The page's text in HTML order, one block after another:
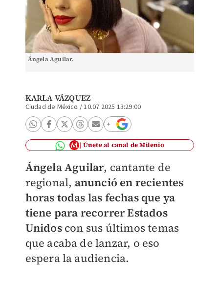
Ángela Aguilar.
KARLA VÁZQUEZ
Ciudad de México /10.07.2025 13:29:00
Únete al canal de Milenio
Ángela Aguilar, cantante de
regional, anunció en recientes
horas todas las fechas que ya
tiene para recorrer Estados
Unidoscon sus últimos temas
que acaba de lanzar, o eso
espera la audiencia.